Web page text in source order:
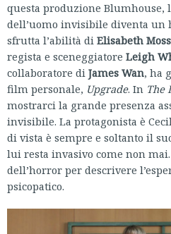
questa produzione Blumhouse,
dell’uomo invisibile diventa un
sfrutta l’abilità di Elisabeth Moss
regista e sceneggiatore Leigh
collaboratore di James Wan, ha
film personale, Upgrade. In The
mostrarci la grande presenza
invisibile. La protagonista è
di vista è sempre e soltanto il
lui resta invasivo come non
dell’horror per descrivere
psicopatico.